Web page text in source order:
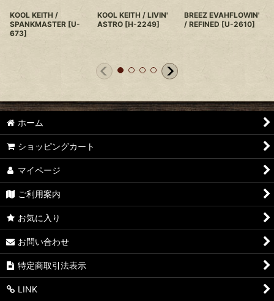
KOOL KEITH /
SPANKMASTER [U-
673]
KOOL KEITH / LIVIN'
ASTRO [H-2249]
BREEZ EVAHFLOWIN'
/ REFINED [U-2610]
ホーム
ショッピングカート
マイページ
ご利用案内
お気に入り
お問い合わせ
特定商取引法表示
LINK